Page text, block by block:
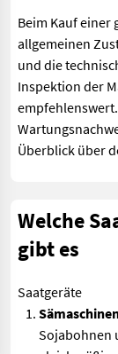
Beim Kauf einer
allgemeinen
und die
Inspektion der
Überblick über
Welche
gibt es
Saatgeräte
Sojabohnen